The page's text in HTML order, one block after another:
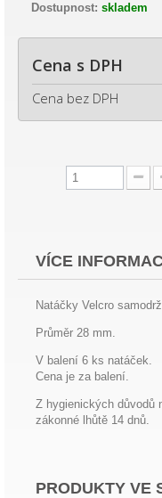
Dostupnost: skladem
Cena s DPH
Cena bez DPH
VÍCE
Natáčky Velcro
Průměr 28 mm.
V balení 6 ks natáček.
Cena je za balení.
Z hygienických důvodů
zákonné lhůtě 14 dnů.
PRODUKTY VE